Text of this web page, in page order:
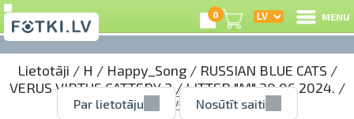
0 MENU
Lietotāji / H / Happy_Song/ RUSSIAN BLUE CATS /
VERUS VIRTUS CATTERY 3/LITTER "M" 20.06.2024. /
Par lietotāju Nosūtīt saiti